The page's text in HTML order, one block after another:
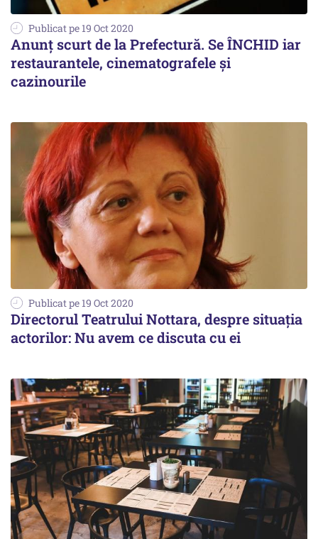
Publicat pe 19 Oct 2020
Anunț scurt de la Prefectură. Se ÎNCHID iar
restaurantele, cinematografele și
cazinourile
Publicat pe 19 Oct 2020
Directorul Teatrului Nottara, despre situația
actorilor: Nu avem ce discuta cu ei